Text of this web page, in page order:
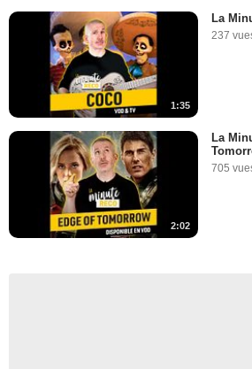
1:35
La
237
2:02
La
705